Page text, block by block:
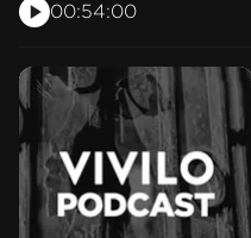
00:54:00